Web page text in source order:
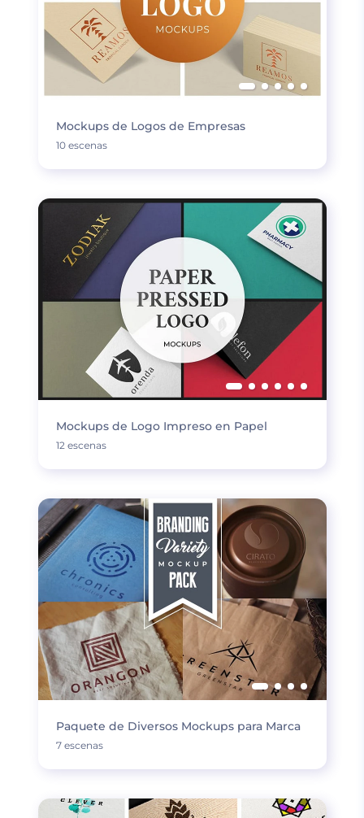
Mockups de Logos de Empresas
10 escenas
Mockups de Logo Impreso en Papel
12 escenas
Paquete de Diversos Mockups para Marca
7 escenas